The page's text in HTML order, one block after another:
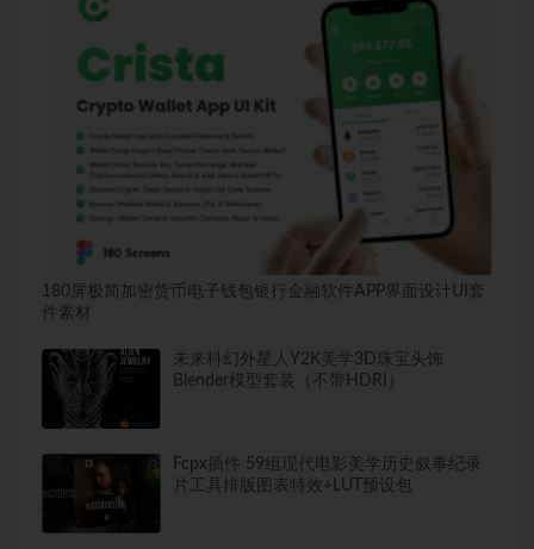
180屏极简加密货币电子钱包银行金融软件APP界面设计UI套
件素材
未来科幻外星人Y2K美学3D珠宝头饰
Blender模型套装（不带HDRI）
Fcpx插件 59组现代电影美学历史叙事纪录
片工具排版图表特效+LUT预设包